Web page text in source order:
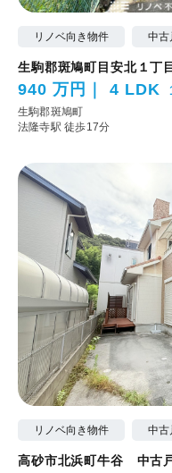
リノベ向き物件 中古
生駒郡斑鳩町目安北１
940 万円 4 LDK
生駒郡斑鳩町
法隆寺駅 徒歩17分
リノベ向き物件 中古
高砂市北浜町牛谷 中古